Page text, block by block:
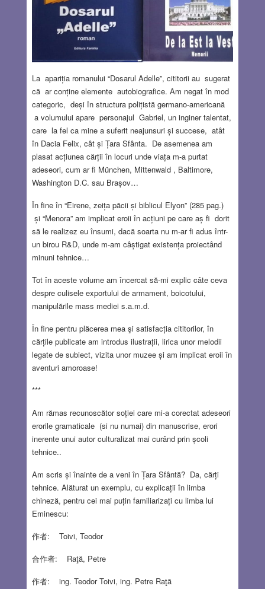
La apariția romanului “Dosarul Adelle”, cititorii au sugerat
că ar conține elemente autobiografice. Am negat în mod
categoric, deși în structura polițistă germano-americană
a volumului apare personajul Gabriel, un inginer talentat,
care la fel ca mine a suferit neajunsuri și succese, atât
în Dacia Felix, cât și Țara Sfânta. De asemenea am
plasat acțiunea cărții în locuri unde viața m-a purtat
adeseori, cum ar fi München, Mittenwald , Baltimore,
Washington D.C. sau Brașov…
În fine în “Eirene, zeița păcii și biblicul Elyon” (285 pag.)
și “Menora” am implicat eroii în acțiuni pe care aș fi dorit
să le realizez eu însumi, dacă soarta nu m-ar fi adus într-
un birou R&D, unde m-am câștigat existența proiectând
minuni tehnice…
Tot în aceste volume am încercat să-mi explic câte ceva
despre culisele exportului de armament, boicotului,
manipulările mass mediei s.a.m.d.
În fine pentru plăcerea mea şi satisfacția cititorilor, în
cărțile publicate am introdus ilustrații, lirica unor melodii
legate de subiect, vizita unor muzee și am implicat eroii în
aventuri amoroase!
***
Am rămas recunoscător soției care mi-a corectat adeseori
erorile gramaticale (si nu numai) din manuscrise, erori
inerente unui autor culturalizat mai curând prin școli
tehnice..
Am scris și înainte de a veni în Țara Sfântă? Da, cărți
tehnice. Alăturat un exemplu, cu explicații în limba
chineză, pentru cei mai puțin familiarizați cu limba lui
Eminescu:
作者: Toivi, Teodor
合作者: Raţă, Petre
作者: ing. Teodor Toivi, ing. Petre Raţă